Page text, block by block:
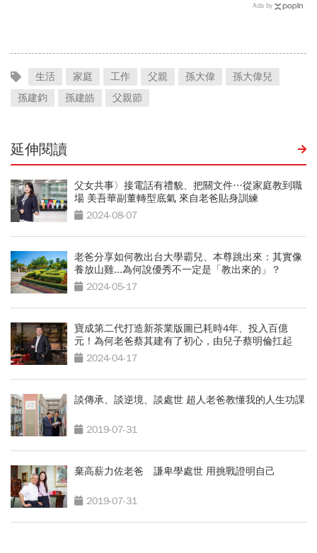
時兩年收養女兒：全家沒血
Ads by
生活 家庭 工作 父親 孫大偉
孫大偉兒
孫建鈞
孫建皓 父親節
延伸閱讀
父女共事〉接電話有禮貌、把關文件…從家庭教到職
場 美吾華副董轉型底氣 來自老爸貼身訓練
2024-08-07
老爸分享如何教出台大學霸兒、本尊跳出來：其實像
養放山雞...為何說優秀不一定是「教出來的」？
2024-05-17
寶成第二代打造新茶業版圖已耗時4年、投入百億
元！為何老爸蔡其建有了初心，由兒子蔡明倫扛起
來？2024-04-17
談傳承、談逆境、談處世 超人老爸教懂我的人生功課
2019-07-31
棄高薪力佐老爸 謙卑學處世 用挑戰證明自己
2019-07-31